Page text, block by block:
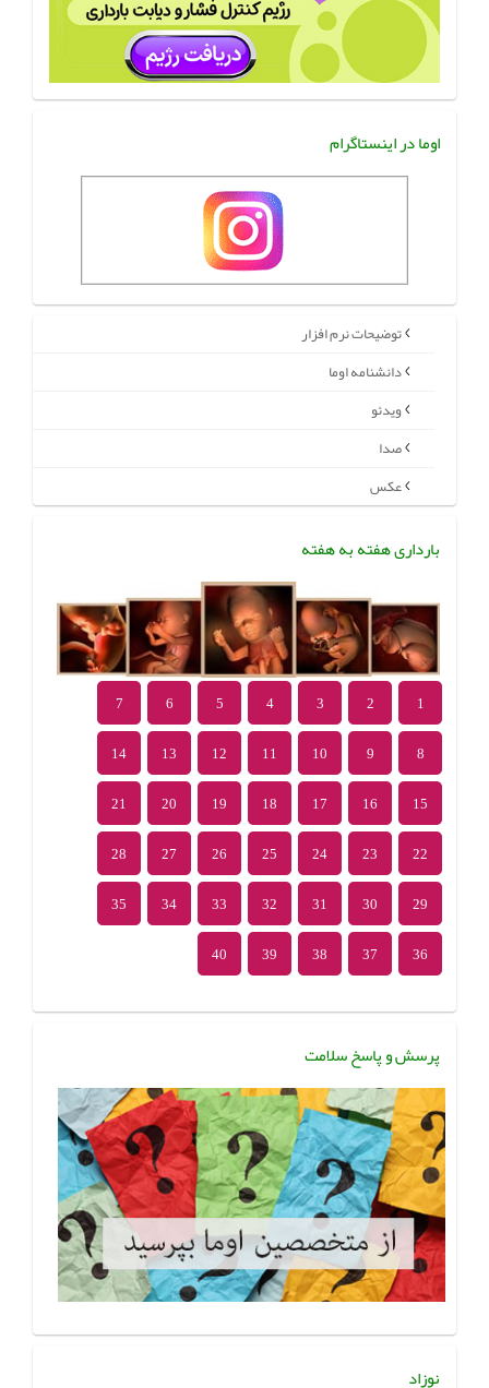
اوما در اینستاگرام
توضیحات نرم افزار
دانشنامه اوما
ویدئو
صدا
عکس
بارداری هفته به هفته
1
2
3
4
5
6
7
8
9
10
11
12
13
14
15
16
17
18
19
20
21
22
23
24
25
26
27
28
29
30
31
32
33
34
35
36
37
38
39
40
پرسش و پاسخ سلامت
نوزاد